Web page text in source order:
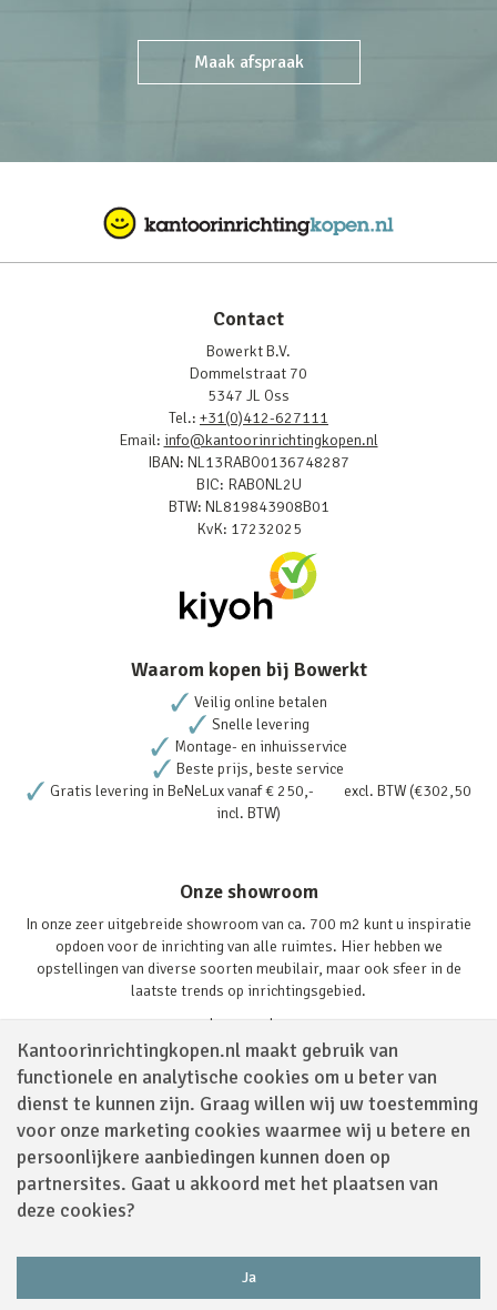
Kantoorinrichtingkopen.nl maakt gebruik van
functionele en analytische cookies om u beter van
dienst te kunnen zijn. Graag willen wij uw toestemming
voor onze marketing cookies waarmee wij u betere en
persoonlijkere aanbiedingen kunnen doen op
partnersites. Gaat u akkoord met het plaatsen van
deze cookies?
Ja
Maak afspraak
Contact
Bowerkt B.V.
Dommelstraat 70
5347 JL Oss
Tel.: +31(0)412-627111
Email: info@kantoorinrichtingkopen.nl
IBAN: NL13RABO0136748287
BIC: RABONL2U
BTW: NL819843908B01
KvK: 17232025
Waarom kopen bij Bowerkt
Veilig online betalen
Snelle levering
Montage- en inhuisservice
Beste prijs, beste service
Gratis levering in BeNeLux vanaf € 250,- excl. BTW (€302,50
incl. BTW)
Onze showroom
In onze zeer uitgebreide showroom van ca. 700 m2 kunt u inspiratie
opdoen voor de inrichting van alle ruimtes. Hier hebben we
opstellingen van diverse soorten meubilair, maar ook sfeer in de
laatste trends op inrichtingsgebied.
Lees verder